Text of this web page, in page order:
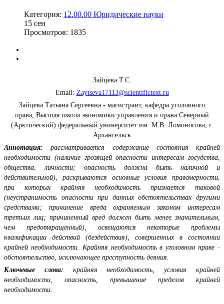
Категория: 12.00.00 Юридические науки
15 сен
Просмотров: 1835
Зайцева Т.С.
Email: Zaytseva17113@scientifictext.ru
Зайцева Татьяна Сергеевна - магистрант, кафедра уголовного
права, Высшая школа экономики управления и права Северный
(Арктический) федеральный университет им. М.В. Ломоносова, г.
Архангельск
Аннотация:рассматривается содержание состояния крайней
необходимости (наличие грозящей опасности интересам госудства,
общества, личности; опасность должна быть наличной и
действительной), раскрываются основные условия правомерности,
при которых крайняя необходимость признается таковой
(неустранимость опасности при данных обстоятельствах другими
средствами; причинение вреда охраняемым законом интересам
третьих лиц; причиненный вред должен быть менее значительным,
чем предотвращенный), освещаются некоторые проблемы
квалификации действий (бездействия), совершенных в состоянии
крайней необходимости. Крайняя необходимость в уголовном праве -
обстоятельство, исключающее преступность деяния.
Ключевые слова: крайняя необходимость, условия крайней
необходимости, опасность, превышение пределов крайней
необходимости.